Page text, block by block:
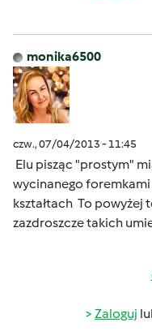
monika6500
czw., 07/04/2013 - 11:45
Elu pisząc "prostym"
wycinanego
kształtach To powyżej
zazdroszcze takich
Zaloguj